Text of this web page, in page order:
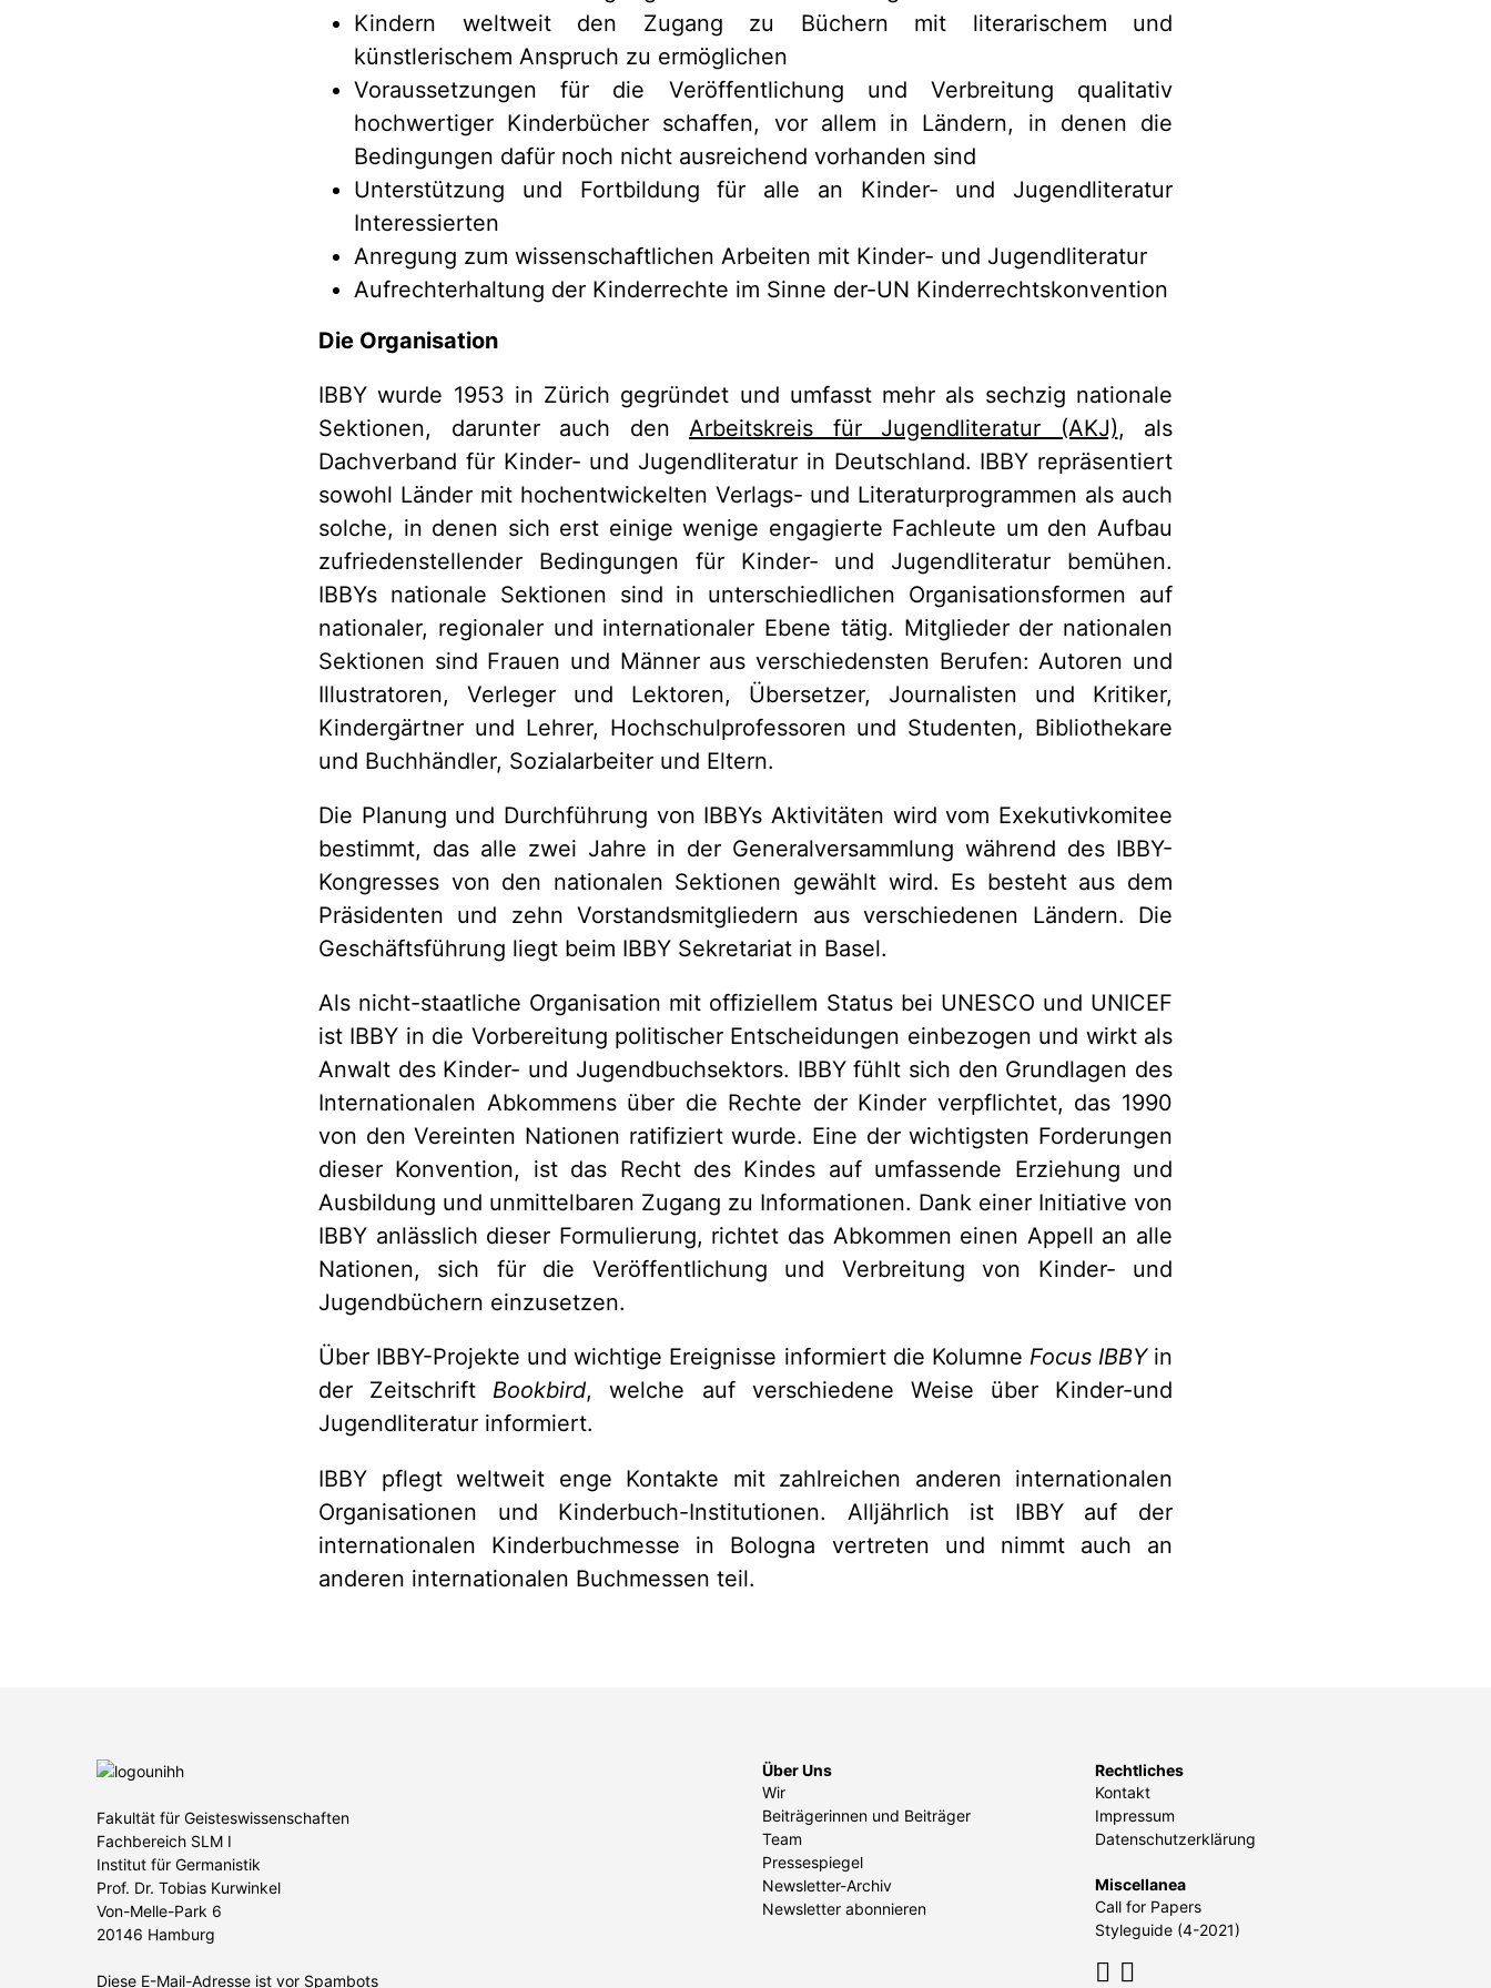
Kindern weltweit den Zugang zu Büchern mit literarischem und
künstlerischem Anspruch zu ermöglichen
Voraussetzungen für die Veröffentlichung und Verbreitung qualitativ
hochwertiger Kinderbücher schaffen, vor allem in Ländern, in denen die
Bedingungen dafür noch nicht ausreichend vorhanden sind
Unterstützung und Fortbildung für alle an Kinder- und Jugendliteratur
Interessierten
Anregung zum wissenschaftlichen Arbeiten mit Kinder- und Jugendliteratur
Aufrechterhaltung der Kinderrechte im Sinne der-UN Kinderrechtskonvention
Die Organisation
IBBY wurde 1953 in Zürich gegründet und umfasst mehr als sechzig nationale
Sektionen, darunter auch den Arbeitskreis für Jugendliteratur (AKJ), als
Dachverband für Kinder- und Jugendliteratur in Deutschland. IBBY repräsentiert
sowohl Länder mit hochentwickelten Verlags- und Literaturprogrammen als auch
solche, in denen sich erst einige wenige engagierte Fachleute um den Aufbau
zufriedenstellender Bedingungen für Kinder- und Jugendliteratur bemühen.
IBBYs nationale Sektionen sind in unterschiedlichen Organisationsformen auf
nationaler, regionaler und internationaler Ebene tätig. Mitglieder der nationalen
Sektionen sind Frauen und Männer aus verschiedensten Berufen: Autoren und
Illustratoren, Verleger und Lektoren, Übersetzer, Journalisten und Kritiker,
Kindergärtner und Lehrer, Hochschulprofessoren und Studenten, Bibliothekare
und Buchhändler, Sozialarbeiter und Eltern.
Die Planung und Durchführung von IBBYs Aktivitäten wird vom Exekutivkomitee
bestimmt, das alle zwei Jahre in der Generalversammlung während des IBBY-
Kongresses von den nationalen Sektionen gewählt wird. Es besteht aus dem
Präsidenten und zehn Vorstandsmitgliedern aus verschiedenen Ländern. Die
Geschäftsführung liegt beim IBBY Sekretariat in Basel.
Als nicht-staatliche Organisation mit offiziellem Status bei UNESCO und UNICEF
ist IBBY in die Vorbereitung politischer Entscheidungen einbezogen und wirkt als
Anwalt des Kinder- und Jugendbuchsektors. IBBY fühlt sich den Grundlagen des
Internationalen Abkommens über die Rechte der Kinder verpflichtet, das 1990
von den Vereinten Nationen ratifiziert wurde. Eine der wichtigsten Forderungen
dieser Konvention, ist das Recht des Kindes auf umfassende Erziehung und
Ausbildung und unmittelbaren Zugang zu Informationen. Dank einer Initiative von
IBBY anlässlich dieser Formulierung, richtet das Abkommen einen Appell an alle
Nationen, sich für die Veröffentlichung und Verbreitung von Kinder- und
Jugendbüchern einzusetzen.
Über IBBY-Projekte und wichtige Ereignisse informiert die Kolumne Focus IBBYin
der Zeitschrift Bookbird, welche auf verschiedene Weise über Kinder-und
Jugendliteratur informiert.
IBBY pflegt weltweit enge Kontakte mit zahlreichen anderen internationalen
Organisationen und Kinderbuch-Institutionen. Alljährlich ist IBBY auf der
internationalen Kinderbuchmesse in Bologna vertreten und nimmt auch an
anderen internationalen Buchmessen teil.
Fakultät für Geisteswissenschaften
Fachbereich SLM I
Institut für Germanistik
Prof. Dr. Tobias Kurwinkel
Von-Melle-Park 6
20146 Hamburg
Diese E-Mail-Adresse ist vor Spambots
Über Uns
Wir
Beiträgerinnen und Beiträger
Team
Pressespiegel
Newsletter-Archiv
Newsletter abonnieren
Rechtliches
Kontakt
Impressum
Datenschutzerklärung
Miscellanea
Call for Papers
Styleguide (4-2021)